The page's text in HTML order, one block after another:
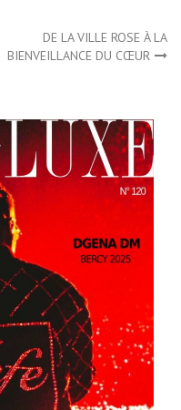
DE LA VILLE ROSE À LA
BIENVEILLANCE DU CŒUR